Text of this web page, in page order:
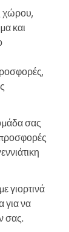
χώρου,
και
σας
προσφορές
γιορτινά
για να
σας.